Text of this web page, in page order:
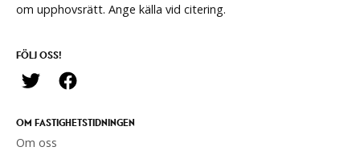
om upphovsrätt. Ange källa vid citering.
FÖLJ OSS!
OM FASTIGHETSTIDNINGEN
Om oss